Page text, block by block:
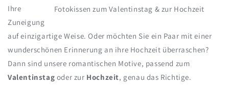
Fotokissen zum Valentinstag & zur Hochzeit
Ihre
Zuneigung
auf einzigartige Weise. Oder möchten Sie ein Paar mit einer
wunderschönen Erinnerung an ihre Hochzeit überraschen?
Dann sind unsere romantischen Motive, passend zum
Valentinstag oder zur Hochzeit, genau das Richtige.